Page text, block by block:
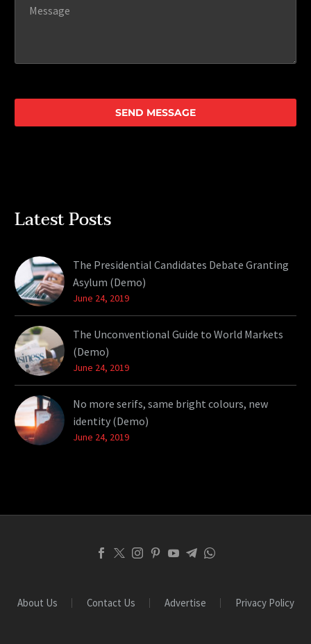
Latest Posts
The Presidential Candidates Debate Granting
Asylum (Demo)
June 24, 2019
The Unconventional Guide to World Markets
(Demo)
June 24, 2019
No more serifs, same bright colours, new
identity (Demo)
June 24, 2019
About Us Contact Us Advertise Privacy Policy